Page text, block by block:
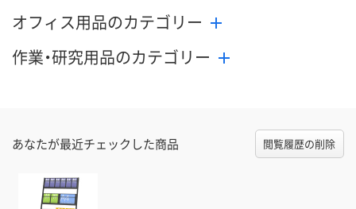
オフィス用品のカテゴリー
作業・研究用品のカテゴリー
あなたが最近チェックした商品 閲覧履歴の削除